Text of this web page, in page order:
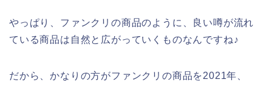
やっぱり、ファンクリの商品のように、良い噂が流れ
ている商品は自然と広がっていくものなんですね♪
だから、かなりの方がファンクリの商品を2021年、